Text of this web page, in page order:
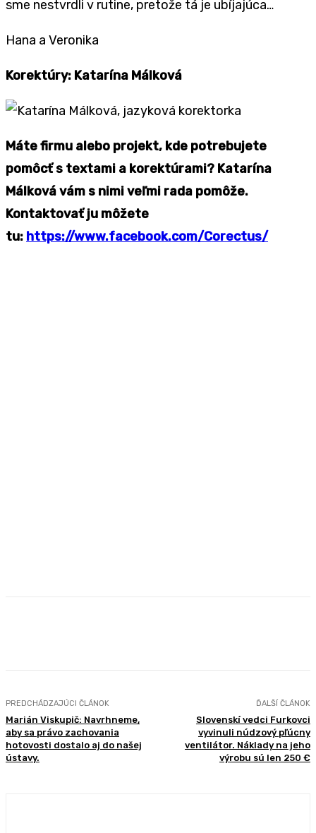
sme nestvrdli v rutine, pretože tá je ubíjajúca…
Hana a Veronika
Korektúry: Katarína Málková
Máte firmu alebo projekt, kde potrebujete
pomôcť s textami a korektúrami? Katarína
Málková vám s nimi veľmi rada pomôže.
Kontaktovať ju môžete
tu: https://www.facebook.com/Corectus/
PREDCHÁDZAJÚCI ČLÁNOK
Marián Viskupič: Navrhneme,
aby sa právo zachovania
hotovosti dostalo aj do našej
ústavy.
ĎALŠÍ ČLÁNOK
Slovenskí vedci Furkovci
vyvinuli núdzový pľúcny
ventilátor. Náklady na jeho
výrobu sú len 250 €